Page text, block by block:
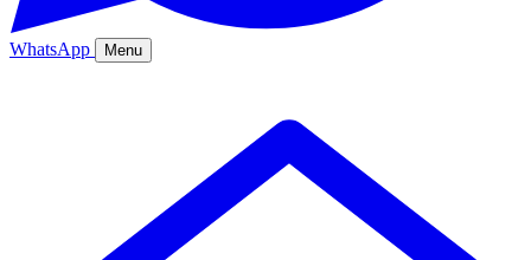
WhatsApp Menu
Kurumsal